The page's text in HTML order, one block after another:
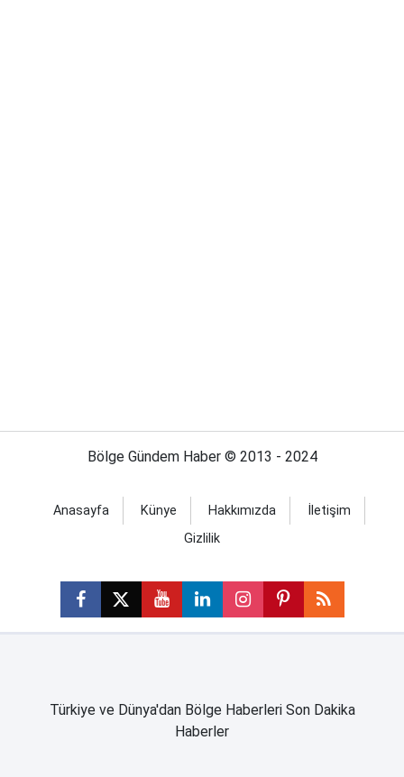
Bölge Gündem Haber © 2013 - 2024
Anasayfa Künye Hakkımızda
İletişim
Gizlilik
Türkiye ve Dünya'dan Bölge Haberleri Son Dakika
Haberler